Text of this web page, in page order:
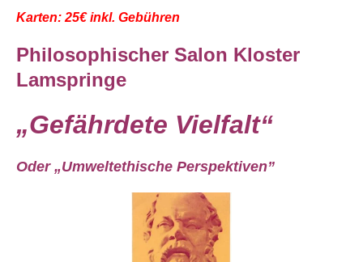
Karten: 25€ inkl. Gebühren
Philosophischer Salon Kloster
Lamspringe
„Gefährdete Vielfalt“
Oder „Umweltethische Perspektiven”